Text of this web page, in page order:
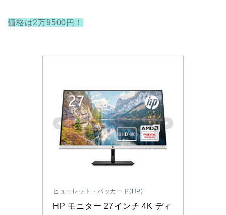
価格は2万9500円！
ヒューレット・パッカード(HP)
HP モニター 27インチ 4K ディ